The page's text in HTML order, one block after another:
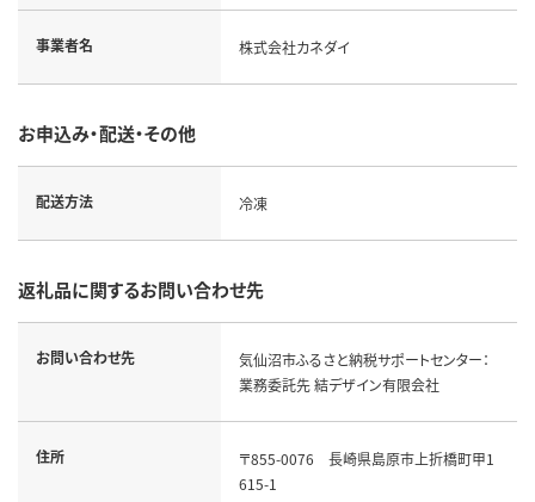
事業者名 株式会社カネダイ
お申込み・配送・その他
配送方法 冷凍
返礼品に関するお問い合わせ先
お問い合わせ先
気仙沼市ふるさと納税サポートセンター：
業務委託先 結デザイン有限会社
住所
〒855-0076　長崎県島原市上折橋町甲1
615-1